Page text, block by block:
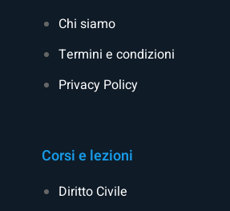
Chi siamo
Termini e condizioni
Privacy Policy
Corsi e lezioni
Diritto Civile